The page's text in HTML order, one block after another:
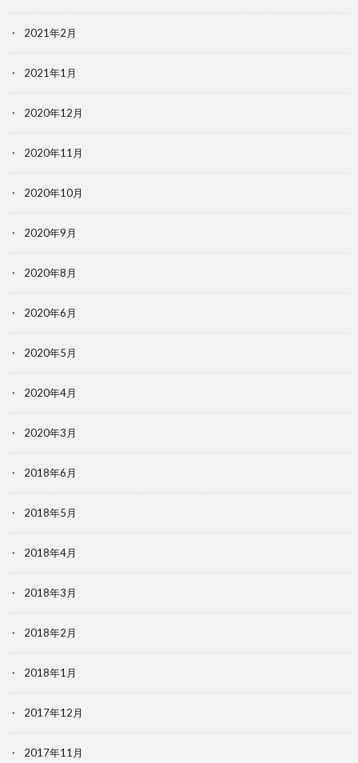
2021年2月
2021年1月
2020年12月
2020年11月
2020年10月
2020年9月
2020年8月
2020年6月
2020年5月
2020年4月
2020年3月
2018年6月
2018年5月
2018年4月
2018年3月
2018年2月
2018年1月
2017年12月
2017年11月